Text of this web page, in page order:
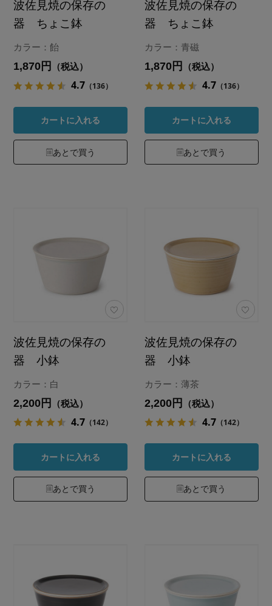
波佐見焼の保存の
器 ちょこ鉢
カラー：飴
1,870円 （税込）
4.7 （136）
カートに入れる
あとで買う
波佐見焼の保存の
器 ちょこ鉢
カラー：青磁
1,870円 （税込）
4.7 （136）
カートに入れる
あとで買う
波佐見焼の保存の
器 小鉢
カラー：白
2,200円 （税込）
4.7 （142）
カートに入れる
あとで買う
波佐見焼の保存の
器 小鉢
カラー：薄茶
2,200円 （税込）
4.7 （142）
カートに入れる
あとで買う